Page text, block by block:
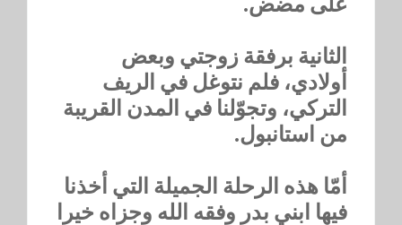
الثانية برفقة زوجتي وبعض
أولادي، فلم نتوغل في الريف
التركي، وتجوّلنا في المدن القريبة
من استانبول.
أمّا هذه الرحلة الجميلة التي أخذنا
فيها ابني بدر وفقه الله وجزاه خيرا